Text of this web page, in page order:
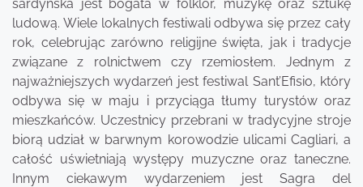
sardyńska jest bogata w folklor, muzykę oraz sztukę
ludową. Wiele lokalnych festiwali odbywa się przez cały
rok, celebrując zarówno religijne święta, jak i tradycje
związane z rolnictwem czy rzemiosłem. Jednym z
najważniejszych wydarzeń jest festiwal Sant’Efisio, który
odbywa się w maju i przyciąga tłumy turystów oraz
mieszkańców. Uczestnicy przebrani w tradycyjne stroje
biorą udział w barwnym korowodzie ulicami Cagliari, a
całość uświetniają występy muzyczne oraz taneczne.
Innym ciekawym wydarzeniem jest Sagra del